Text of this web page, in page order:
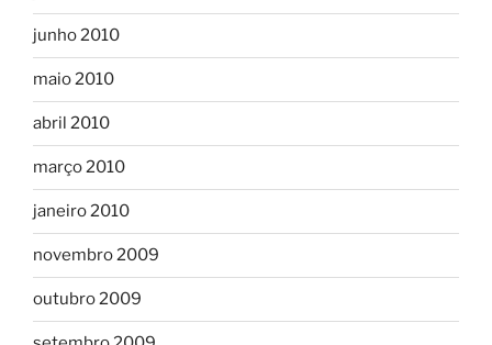
junho 2010
maio 2010
abril 2010
março 2010
janeiro 2010
novembro 2009
outubro 2009